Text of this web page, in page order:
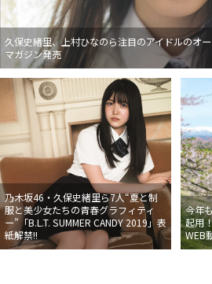
久保史緒里、上村ひなのら注目のアイドルのオ
マガジン発売
乃木坂46・久保史緒里ら7人“夏と制
服と美少女たちの青春グラフィティ
ー”「B.L.T. SUMMER CANDY 2019」表
紙解禁!!
今年
起用
WEB